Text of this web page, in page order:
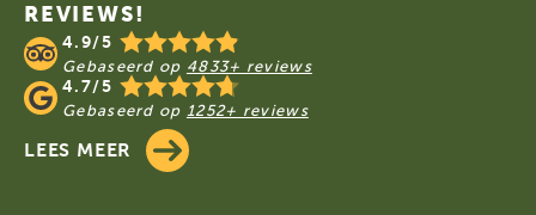
REVIEWS!
4.9/5
Gebaseerd op 4833+ reviews
4.7/5
Gebaseerd op 1252+ reviews
LEES MEER